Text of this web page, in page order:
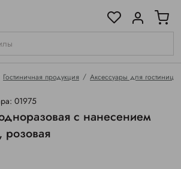
Гостиничная продукция Аксессуары для гостиниц
01975
с нанесением
розовая